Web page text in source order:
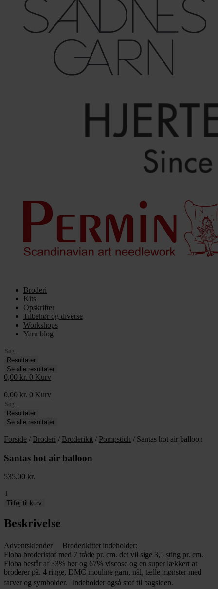
Broderi
Kits
Opskrifter
Tilbehør og diverse
Workshops
Yarn blog
Search
...Resultater
Se alle resultater
0,00 kr. 0 Kurv
0,00 kr. 0 Kurv
Search
...Resultater
Se alle resultater
Forside / Broderi / Broderikit / Pompstich / Santas hot air balloon
Santas hot air balloon
535,00 kr.
Santas
hot
balloon
antal
Tilføj til kurv
Beskrivelse
Adventsklender Broderikittet indeholder:
Floba broderistof med 7 tråde pr. cm. det vil sige 3,5 sting pr. cm.
Floba består af 33% hør og 67% viscose og en super lækkert at
broderer på. 4 ringe, DMC mouline garn, nål, tælle mønster med
farver og symbolder. Indeholder også stof til bagsiden.